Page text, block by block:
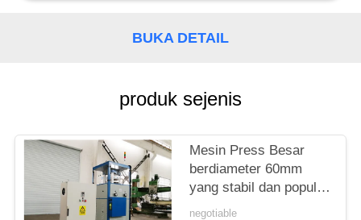
PERMINTAAN
PRIVACY
POLICY
BUKA DETAIL
produk sejenis
Mesin Press Besar
berdiameter 60mm
yang stabil dan populer
Mesin Press Klorin
negotiable